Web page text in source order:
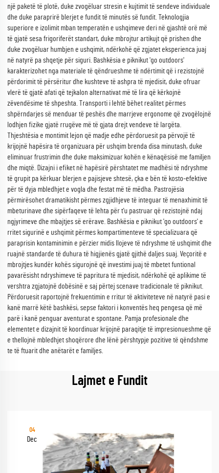
një paketë të plotë, duke zvogëluar stresin e kujtimit të sendeve individuale
dhe duke paraprirë blerjet e fundit të minutës së fundit. Teknologjia
superiore e izolimit mban temperatën e ushqimeve deri në gjashtë orë më
të gjatë sesa frigoriferët standart, duke mbrojtur artikujt që prishen dhe
duke zvogëluar humbjen e ushqimit, ndërkohë që zgjatet eksperienca juaj
në natyrë pa shqetje për siguri. Bashkësia e piknikut 'go outdoors'
karakterizohet nga materiale të qëndrueshme të ndërtimit që i rezistojnë
përdorimit të përsëritur dhe kushteve të ashpra të mjedisit, duke ofruar
vlerë të gjatë afati që tejkalon alternativat më të lira që kërkojnë
zëvendësime të shpeshta. Transporti i lehtë bëhet realitet përmes
shpërndarjes së menduar të peshës dhe marrjeve ergonome që zvogëlojnë
lodhjen fizike gjatë rrugëve më të gjata drejt vendeve të largëta.
Thjeshtësia e montimit lejon që madje edhe përdoruesit pa përvojë të
krijojnë hapësira të organizuara për ushqim brenda disa minutash, duke
eliminuar frustrimin dhe duke maksimizuar kohën e kënaqësisë me familjen
dhe miqtë. Dizajni i efiket në hapësirë përshtatet me madhësi të ndryshme
të grupit pa kërkuar blerjen e pajisjeve shtesë, çka e bën të kosto-efektive
për të dyja mbledhjet e vogla dhe festat më të mëdha. Pastrojësia
përmirësohet dramatikisht përmes zgjidhjeve të integuar të menaxhimit të
mbeturinave dhe sipërfaqeve të lehta për t'u pastruar që rezistojnë ndaj
ngjyrimeve dhe mbajtjes së erërave. Bashkësia e piknikut 'go outdoors' e
rritet sigurinë e ushqimit përmes kompartimenteve të specializuara që
paraprisin kontaminimin e përzier midis llojeve të ndryshme të ushqimit dhe
ruajnë standarde të duhura të higjienës gjatë gjithë daljes suaj. Veçoritë e
mbrojtjes kundër kohës sigurojnë që investimi juaj të mbetet funtional
pavarësisht ndryshimeve të papritura të mjedisit, ndërkohë që aplikime të
vershtra zgjatojnë dobësinë e saj përtej scenave tradicionale të piknikut.
Përdoruesit raportojnë frekuentimin e rritur të aktiviteteve në natyrë pasi e
kanë marrë këtë bashkësi, sepse faktori i konventës heq pengesa që më
parë i kanë penguar aventurat e spontane. Pamja profesionale dhe
elementet e dizajnit të koordinuar krijojnë paraqitje të impresionueshme që
e thellojnë mbledhjet shoqërore dhe lënë përshtypje pozitive të qëndshme
te të ftuarit dhe anëtarët e familjes.
Lajmet e Fundit
04
Dec